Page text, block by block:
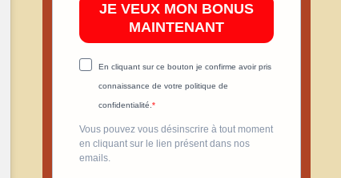
JE VEUX MON BONUS
MAINTENANT
En cliquant sur ce bouton je confirme avoir pris
connaissance de votre politique de
confidentialité.
Vous pouvez vous désinscrire à tout moment
en cliquant sur le lien présent dans nos
emails.